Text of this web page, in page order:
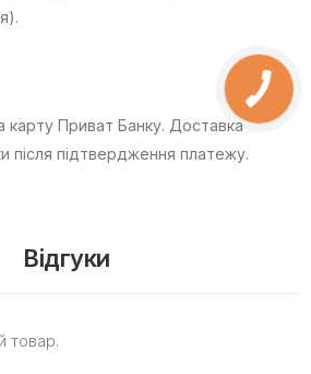
карту Приват Банку. Доставка
після підтвердження платежу.
Відгуки
товар.